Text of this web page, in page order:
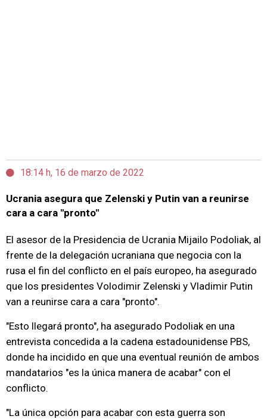
18:14 h, 16 de marzo de 2022
Ucrania asegura que Zelenski y Putin van a reunirse
cara a cara "pronto"
El asesor de la Presidencia de Ucrania Mijailo Podoliak, al
frente de la delegación ucraniana que negocia con la
rusa el fin del conflicto en el país europeo, ha asegurado
que los presidentes Volodimir Zelenski y Vladimir Putin
van a reunirse cara a cara "pronto".
"Esto llegará pronto", ha asegurado Podoliak en una
entrevista concedida a la cadena estadounidense PBS,
donde ha incidido en que una eventual reunión de ambos
mandatarios "es la única manera de acabar" con el
conflicto.
"La única opción para acabar con esta guerra son